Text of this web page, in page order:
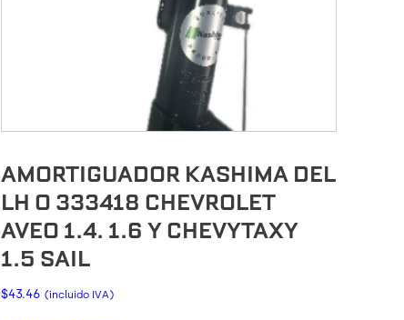
AMORTIGUADOR KASHIMA DEL
LH O 333418 CHEVROLET
AVEO 1.4. 1.6 Y CHEVYTAXY
1.5 SAIL
$43.46 (incluido IVA)